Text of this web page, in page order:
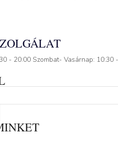
- 20:00 Szombat- Vasárnap: 10:30